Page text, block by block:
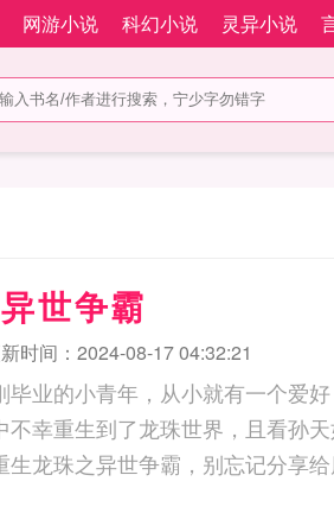
网游小说 科幻小说 灵异小说
世争霸
时间：2024-08-17 04:32:21
毕业的小青年，从小就有一个爱
不幸重生到了龙珠世界，且看孙